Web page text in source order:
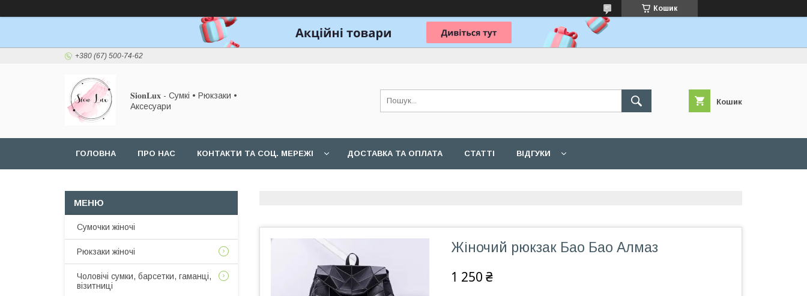
Кошик
+380 (67) 500-74-62
𝐒𝐢𝐨𝐧𝐋𝐮𝐱 - Сумкі • Рюкзаки •
Аксесуари
Кошик
ГОЛОВНА ПРО НАС КОНТАКТИ ТА СОЦ. МЕРЕЖІ ДОСТАВКА ТА ОПЛАТА СТАТТІ ВІДГУКИ
Жіночий рюкзак Бао Бао Алмаз
1 250 ₴
Сумочки жіночі
Рюкзаки жіночі
Чоловічі сумки, барсетки, гаманці,
візитниці